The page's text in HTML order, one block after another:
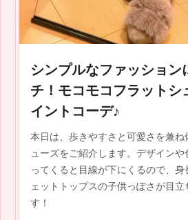
シンプルなファッション
チ！モコモコフラットシ
イントコーデ♪
本日は、歩きやすさと可愛さを兼ね
ューズをご紹介します。デザイン
ってくると目線が下にくるので、身
ェットトップスの子供っぽさが目立
す！